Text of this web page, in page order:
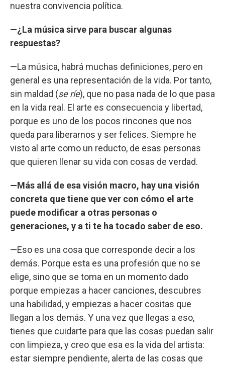
nuestra convivencia política.
—¿La música sirve para buscar algunas
respuestas?
—La música, habrá muchas definiciones, pero en
general es una representación de la vida. Por tanto,
sin maldad (se ríe), que no pasa nada de lo que pasa
en la vida real. El arte es consecuencia y libertad,
porque es uno de los pocos rincones que nos
queda para liberarnos y ser felices. Siempre he
visto al arte como un reducto, de esas personas
que quieren llenar su vida con cosas de verdad.
—Más allá de esa visión macro, hay una visión
concreta que tiene que ver con cómo el arte
puede modificar a otras personas o
generaciones, y a ti te ha tocado saber de eso.
—Eso es una cosa que corresponde decir a los
demás. Porque esta es una profesión que no se
elige, sino que se toma en un momento dado
porque empiezas a hacer canciones, descubres
una habilidad, y empiezas a hacer cositas que
llegan a los demás. Y una vez que llegas a eso,
tienes que cuidarte para que las cosas puedan salir
con limpieza, y creo que esa es la vida del artista:
estar siempre pendiente, alerta de las cosas que